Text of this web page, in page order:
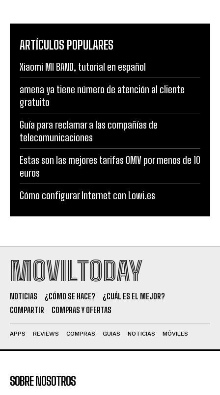
ARTÍCULOS POPULARES
Xiaomi MI BAND, tutorial en español
amena ya tiene número de atención al cliente
gratuito
Guía para reclamar a las compañías de
telecomunicaciones
Estas son las mejores tarifas OMV por menos de 10
euros
Cómo configurar Internet con Lowi.es
MOVILTODAY
NOTICIAS ¿CÓMO SE HACE?
¿CUÁL ES EL MEJOR?
COMPARTIR
COMPRAS Y OFERTAS
APPS REVIEWS COMPRAS GUIAS NOTICIAS MÓVILES
SOBRE NOSOTROS